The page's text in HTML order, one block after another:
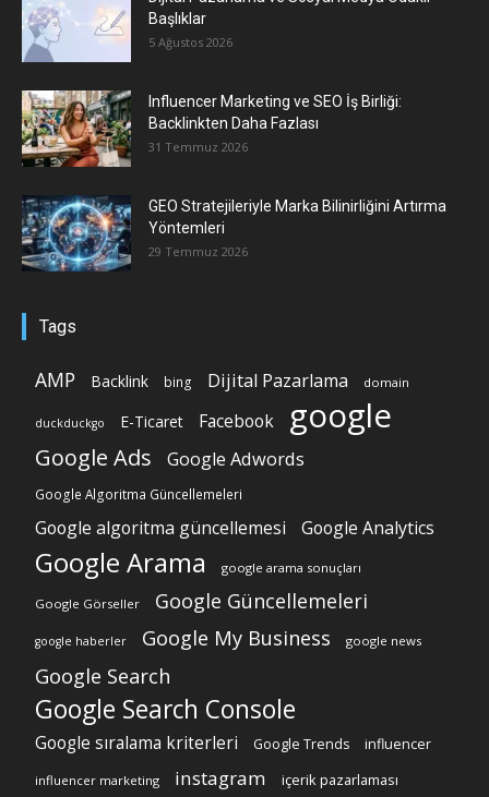
Başlıklar
5 Ağustos 2026
Influencer Marketing ve SEO İş Birliği:
Backlinkten Daha Fazlası
31 Temmuz 2026
GEO Stratejileriyle Marka Bilinirliğini Artırma
Yöntemleri
29 Temmuz 2026
Tags
AMP Backlink bing Dijital Pazarlama domain
duckduckgo E-Ticaret Facebook google
Google Ads Google Adwords
Google Algoritma Güncellemeleri
Google algoritma güncellemesi Google Analytics
Google Arama google arama sonuçları
Google Görseller Google Güncellemeleri
google haberler Google My Business google news
Google Search
Google Search Console
Google sıralama kriterleri Google Trends influencer
influencer marketing instagram içerik pazarlaması